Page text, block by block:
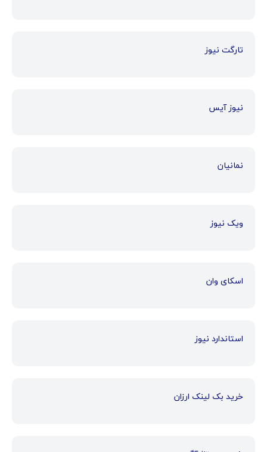
تارگت نیوز
نیوز آیس
نمانیان
ویک نیوز
اسکای وان
استاندارد نیوز
خرید بک لینک ارزان